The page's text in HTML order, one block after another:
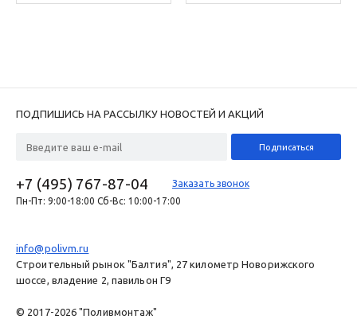
2” ВP 24В
3/4” ВP 24В
ПОДПИШИСЬ НА РАССЫЛКУ НОВОСТЕЙ И АКЦИЙ
+7 (495) 767-87-04
Заказать звонок
Пн-Пт: 9:00-18:00 Сб-Вс: 10:00-17:00
info@polivm.ru
Строительный рынок "Балтия", 27 километр Новорижского
шоссе, владение 2, павильон Г9
© 2017-2026 "Поливмонтаж"